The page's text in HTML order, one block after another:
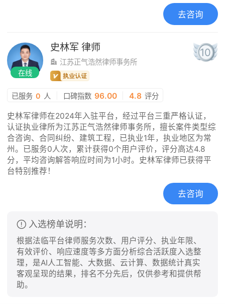
去咨询
在线
史林军 律师
江苏正气浩然律师事务所
10
已服务 0 人 口碑指数 96.00 4.8 评分
史林军律师在2024年入驻平台，经过平台三重严格认证，
认证执业律所为江苏正气浩然律师事务所，擅长案件类型综
合咨询、合同纠纷、建筑工程，已执业1年，执业地区为常
州。已服务0人次，累计获得0个用户评价，评分高达4.8
分，平均咨询解答响应时间为1小时。史林军律师已获得平
台特别推荐！
去咨询
入选榜单说明：
根据法临平台律师服务次数、用户评分、执业年限、
有效评价、响应速度等多方面分析综合活跃度入选整
理，是AI人工智能、大数据、云计算、数据统计真实
客观呈现的结果，排名不分先后，仅供参考和提供帮
助。